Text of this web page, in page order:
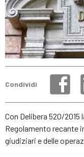
Condividi
Con Delibera 520/2015
Regolamento recante
giudiziari e delle